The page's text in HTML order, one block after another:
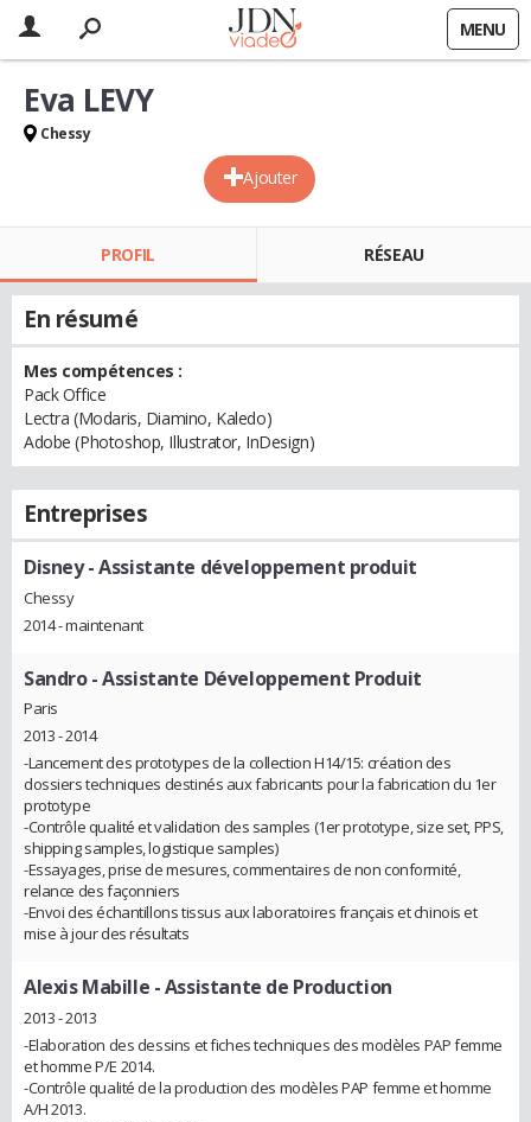
MENU
Ajouter
Eva LEVY
Chessy
PROFIL RÉSEAU
En résumé
Mes compétences :
Pack Office
Lectra (Modaris, Diamino, Kaledo)
Adobe (Photoshop, Illustrator, InDesign)
Entreprises
Disney- Assistante développement produit
Chessy
2014 - maintenant
Sandro- Assistante Développement Produit
Paris
2013 - 2014
-Lancement des prototypes de la collection H14/15: création des
dossiers techniques destinés aux fabricants pour la fabrication du 1er
prototype
-Contrôle qualité et validation des samples (1er prototype, size set, PPS,
shipping samples, logistique samples)
-Essayages, prise de mesures, commentaires de non conformité,
relance des façonniers
-Envoi des échantillons tissus aux laboratoires français et chinois et
mise à jour des résultats
Alexis Mabille - Assistante de Production
2013 - 2013
-Elaboration des dessins et fiches techniques des modèles PAP femme
et homme P/E 2014.
-Contrôle qualité de la production des modèles PAP femme et homme
A/H 2013.